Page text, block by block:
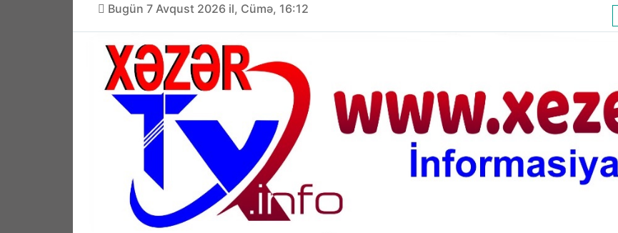
Bugün 7 Avqust 2026 il, Cümə, 16:12